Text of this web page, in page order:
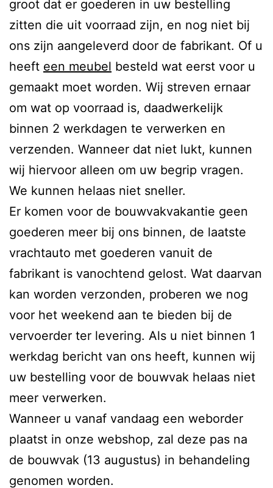
groot dat er goederen in uw bestelling
zitten die uit voorraad zijn, en nog niet bij
ons zijn aangeleverd door de fabrikant. Of u
heeft een meubel besteld wat eerst voor u
gemaakt moet worden. Wij streven ernaar
om wat op voorraad is, daadwerkelijk
binnen 2 werkdagen te verwerken en
verzenden. Wanneer dat niet lukt, kunnen
wij hiervoor alleen om uw begrip vragen.
We kunnen helaas niet sneller.
Er komen voor de bouwvakvakantie geen
goederen meer bij ons binnen, de laatste
vrachtauto met goederen vanuit de
fabrikant is vanochtend gelost. Wat daarvan
kan worden verzonden, proberen we nog
voor het weekend aan te bieden bij de
vervoerder ter levering. Als u niet binnen 1
werkdag bericht van ons heeft, kunnen wij
uw bestelling voor de bouwvak helaas niet
meer verwerken.
Wanneer u vanaf vandaag een weborder
plaatst in onze webshop, zal deze pas na
de bouwvak (13 augustus) in behandeling
genomen worden.